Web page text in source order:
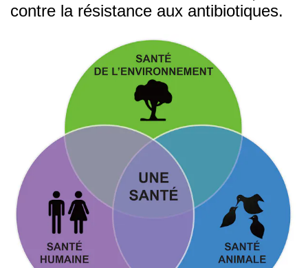
contre la résistance aux antibiotiques.